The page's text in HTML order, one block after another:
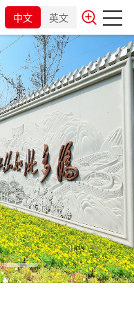
中文 英文